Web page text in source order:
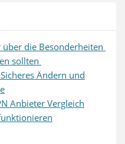
die Besonderheiten
sollten
Ändern und
Anbieter Vergleich